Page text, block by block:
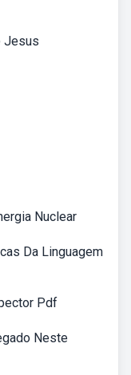
Jesus
Nuclear
Da Linguagem
Pdf
Neste